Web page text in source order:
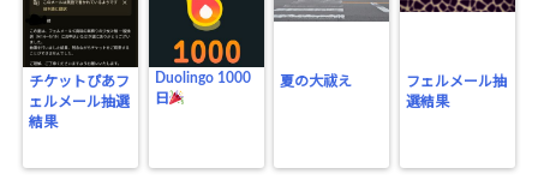
チケットぴあフ
ェルメール抽選
結果
Duolingo 1000
日
夏の大祓え
フェルメール抽
選結果